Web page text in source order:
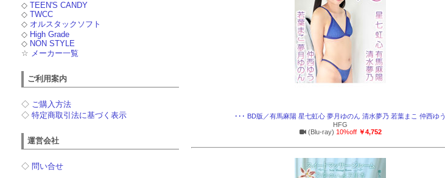
◇ TEEN'S CANDY
◇ TWCC
◇ オルスタックソフト
◇ High Grade
◇ NON STYLE
☆ メーカー一覧
ご利用案内
◇ ご購入方法
◇ 特定商取引法に基づく表示
運営会社
◇ 問い合せ
･･･ BD版／有馬麻陽 星七虹心 夢月ゆのん 清水夢乃 若葉まこ 仲西ゆう
HFG
(Blu-ray) 10%off ￥4,752